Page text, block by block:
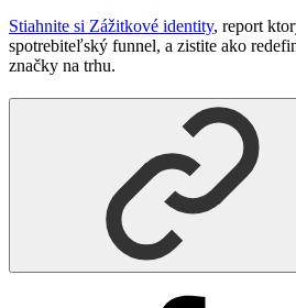
Stiahnite si Zážitkové identity, report
spotrebiteľský funnel, a zistite ako
značky na trhu.